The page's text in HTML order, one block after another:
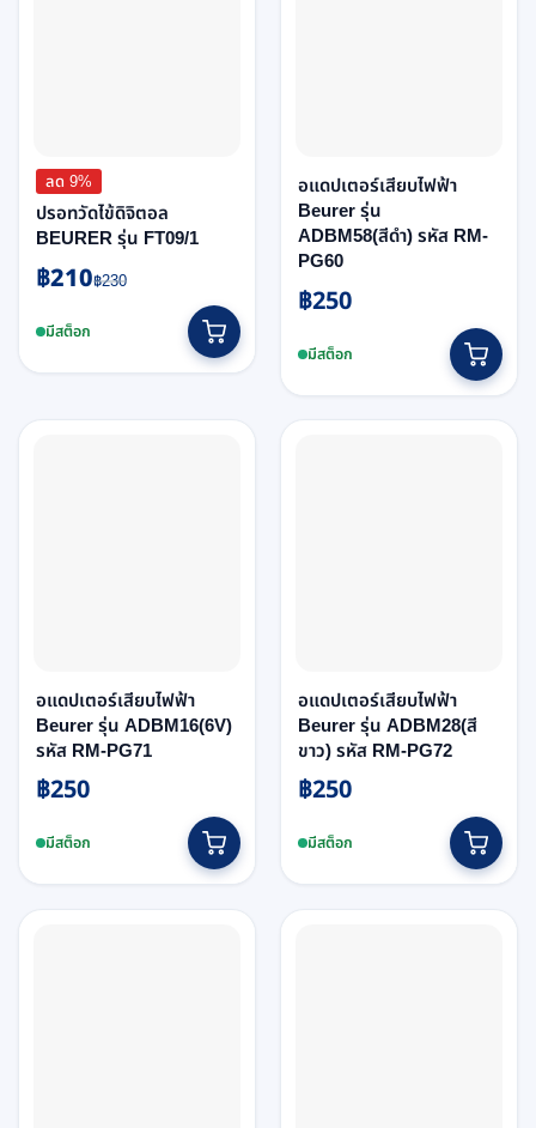
ลด 9%
ปรอทวัดไข้ดิจิตอล
BEURER รุ่น FT09/1
฿230
Original
was:
฿210
Current
is:มีสต็อก
product
variants.
อแดปเตอร์เสียบไฟฟ้า
Beurer รุ่น
ADBM58(สีดำ) รหัส RM-
PG60
฿250
มีสต็อก
อแดปเตอร์เสียบไฟฟ้า
Beurer รุ่น ADBM16(6V)
รหัส RM-PG71
฿250
มีสต็อก
อแดปเตอร์เสียบไฟฟ้า
Beurer รุ่น ADBM28(สี
ขาว) รหัส RM-PG72
฿250
มีสต็อก